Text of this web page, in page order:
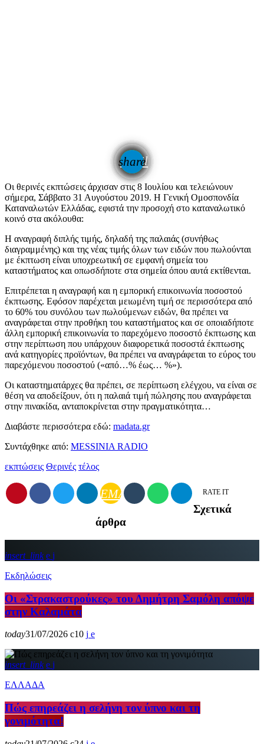
share
email
Οι θερινές εκπτώσεις άρχισαν στις 8 Ιουλίου και τελειώνουν
σήμερα, Σάββατο 31 Αυγούστου 2019. Η Γενική Ομοσπονδία
Καταναλωτών Ελλάδας, εφιστά την προσοχή στο καταναλωτικό
κοινό στα ακόλουθα:
Η αναγραφή διπλής τιμής, δηλαδή της παλαιάς (συνήθως
διαγραμμένης) και της νέας τιμής όλων των ειδών που πωλούνται
με έκπτωση είναι υποχρεωτική σε εμφανή σημεία του
καταστήματος και οπωσδήποτε στα σημεία όπου αυτά εκτίθενται.
Επιτρέπεται η αναγραφή και η εμπορική επικοινωνία ποσοστού
έκπτωσης. Εφόσον παρέχεται μειωμένη τιμή σε περισσότερα από
το 60% του συνόλου των πωλούμενων ειδών, θα πρέπει να
αναγράφεται στην προθήκη του καταστήματος και σε οποιαδήποτε
άλλη εμπορική επικοινωνία το παρεχόμενο ποσοστό έκπτωσης και
στην περίπτωση που υπάρχουν διαφορετικά ποσοστά έκπτωσης
ανά κατηγορίες προϊόντων, θα πρέπει να αναγράφεται το εύρος του
παρεχόμενου ποσοστού («από…% έως… %»).
Οι καταστηματάρχες θα πρέπει, σε περίπτωση ελέγχου, να είναι σε
θέση να αποδείξουν, ότι η παλαιά τιμή πώλησης που αναγράφεται
στην πινακίδα, ανταποκρίνεται στην πραγματικότητα…
Διαβάστε περισσότερα εδώ: madata.gr
Συντάχθηκε από: MESSINIA RADIO
εκπτώσεις Θερινές τέλος
EMAIL RATE IT
Σχετικά
άρθρα
insert_link
Εκδηλώσεις
Οι «Στρακαστρούκες» του Δημήτρη Σαμόλη απόψε
στην Καλαμάτα
today31/07/2026 10
insert_link
ΕΛΛΑΔΑ
Πώς επηρεάζει η σελήνη τον ύπνο και τη
γονιμότητα!